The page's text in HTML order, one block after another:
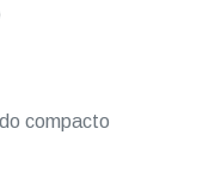
compacto